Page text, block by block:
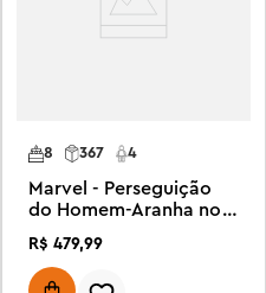
8 4
367
Marvel - Perseguição
do Homem-Aranha no
R$ 479,99